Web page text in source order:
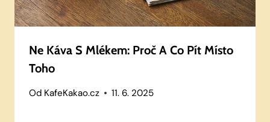
Ne Káva S Mlékem: Proč A Co Pít Místo
Toho
Od KafeKakao.cz 11. 6. 2025